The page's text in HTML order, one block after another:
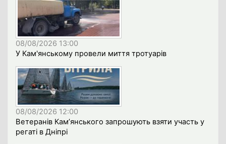
08/08/2026 13:00
У Кам'янському провели миття тротуарів
08/08/2026 12:00
Ветеранів Кам’янського запрошують взяти участь у
регаті в Дніпрі